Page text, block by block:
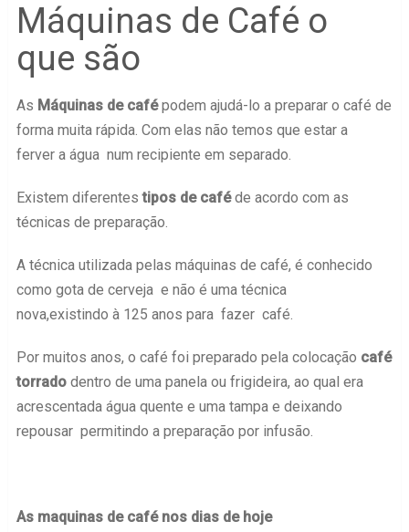
Máquinas de Café o
que são
As Máquinas de cafépodem ajudá-lo a preparar o café de
forma muita rápida. Com elas não temos que estar a
ferver a água num recipiente em separado.
Existem diferentes tipos de caféde acordo com as
técnicas de preparação.
A técnica utilizada pelas máquinas de café, é conhecido
como gota de cerveja e não é uma técnica
nova,existindo à 125 anos para fazer café.
Por muitos anos, o café foi preparado pela colocação café
torradodentro de uma panela ou frigideira, ao qual era
acrescentada água quente e uma tampa e deixando
repousar permitindo a preparação por infusão.
As maquinas de café nos dias de hoje